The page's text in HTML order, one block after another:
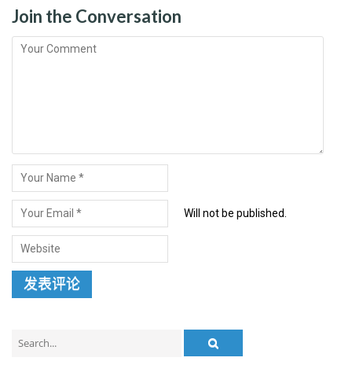
Join the Conversation
Will not be published.
for: